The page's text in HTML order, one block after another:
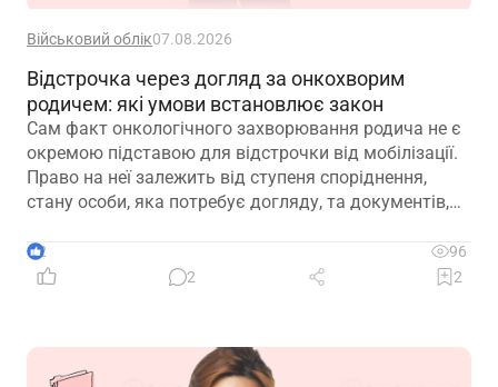
Військовий облік07.08.2026
Відстрочка через догляд за онкохворим
родичем: які умови встановлює закон
Сам факт онкологічного захворювання родича не є
окремою підставою для відстрочки від мобілізації.
Право на неї залежить від ступеня споріднення,
стану особи, яка потребує догляду, та документів,
2
96
2
2